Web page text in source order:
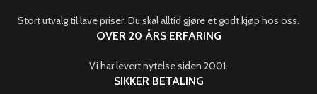
Stort utvalg til lave priser. Du skal alltid gjøre et godt kjøp hos oss.
OVER 20 ÅRS ERFARING
Vi har levert nytelse siden 2001.
SIKKER BETALING